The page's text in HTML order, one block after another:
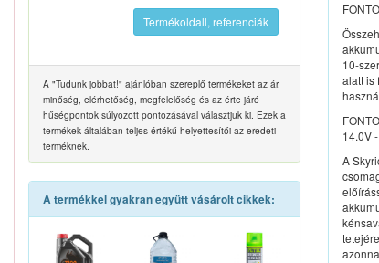
Termékoldall, referenciák
A "Tudunk jobbat!" ajánlóban szereplő termékeket az ár,
minőség, elérhetőség, megfelelőség és az érte járó
hűségpontok súlyozott pontozásával választjuk ki. Ezek a
termékek általában teljes értékű helyettesítői az eredeti
terméknek.
A termékkel gyakran együtt vásárolt cikkek:
10-
alatt is
14.0V
A